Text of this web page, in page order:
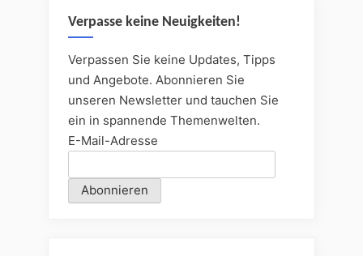
Verpasse keine Neuigkeiten!
Verpassen Sie keine Updates, Tipps
und Angebote. Abonnieren Sie
unseren Newsletter und tauchen Sie
ein in spannende Themenwelten.
E-Mail-Adresse